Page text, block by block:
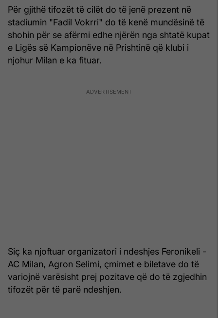
Për gjithë tifozët të cilët do të jenë prezent në
stadiumin "Fadil Vokrri" do të kenë mundësinë të
shohin për se afërmi edhe njërën nga shtatë kupat
e Ligës së Kampionëve në Prishtinë që klubi i
njohur Milan e ka fituar.
Siç ka njoftuar organizatori i ndeshjes Feronikeli -
AC Milan, Agron Selimi, çmimet e biletave do të
variojnë varësisht prej pozitave që do të zgjedhin
tifozët për të parë ndeshjen.